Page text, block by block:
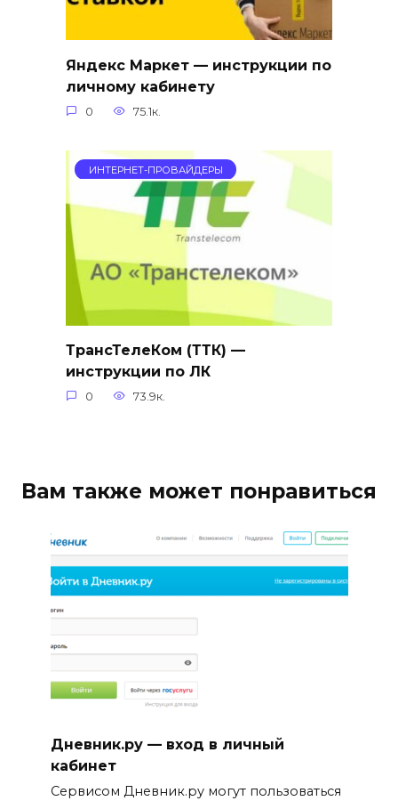
Яндекс Маркет — инструкции по
личному кабинету
0 75.1к.
ИНТЕРНЕТ-ПРОВАЙДЕРЫ
ТрансТелеКом (ТТК) —
инструкции по ЛК
0 73.9к.
Вам также может понравиться
Дневник.ру — вход в личный
кабинет
Сервисом Дневник.ру могут пользоваться